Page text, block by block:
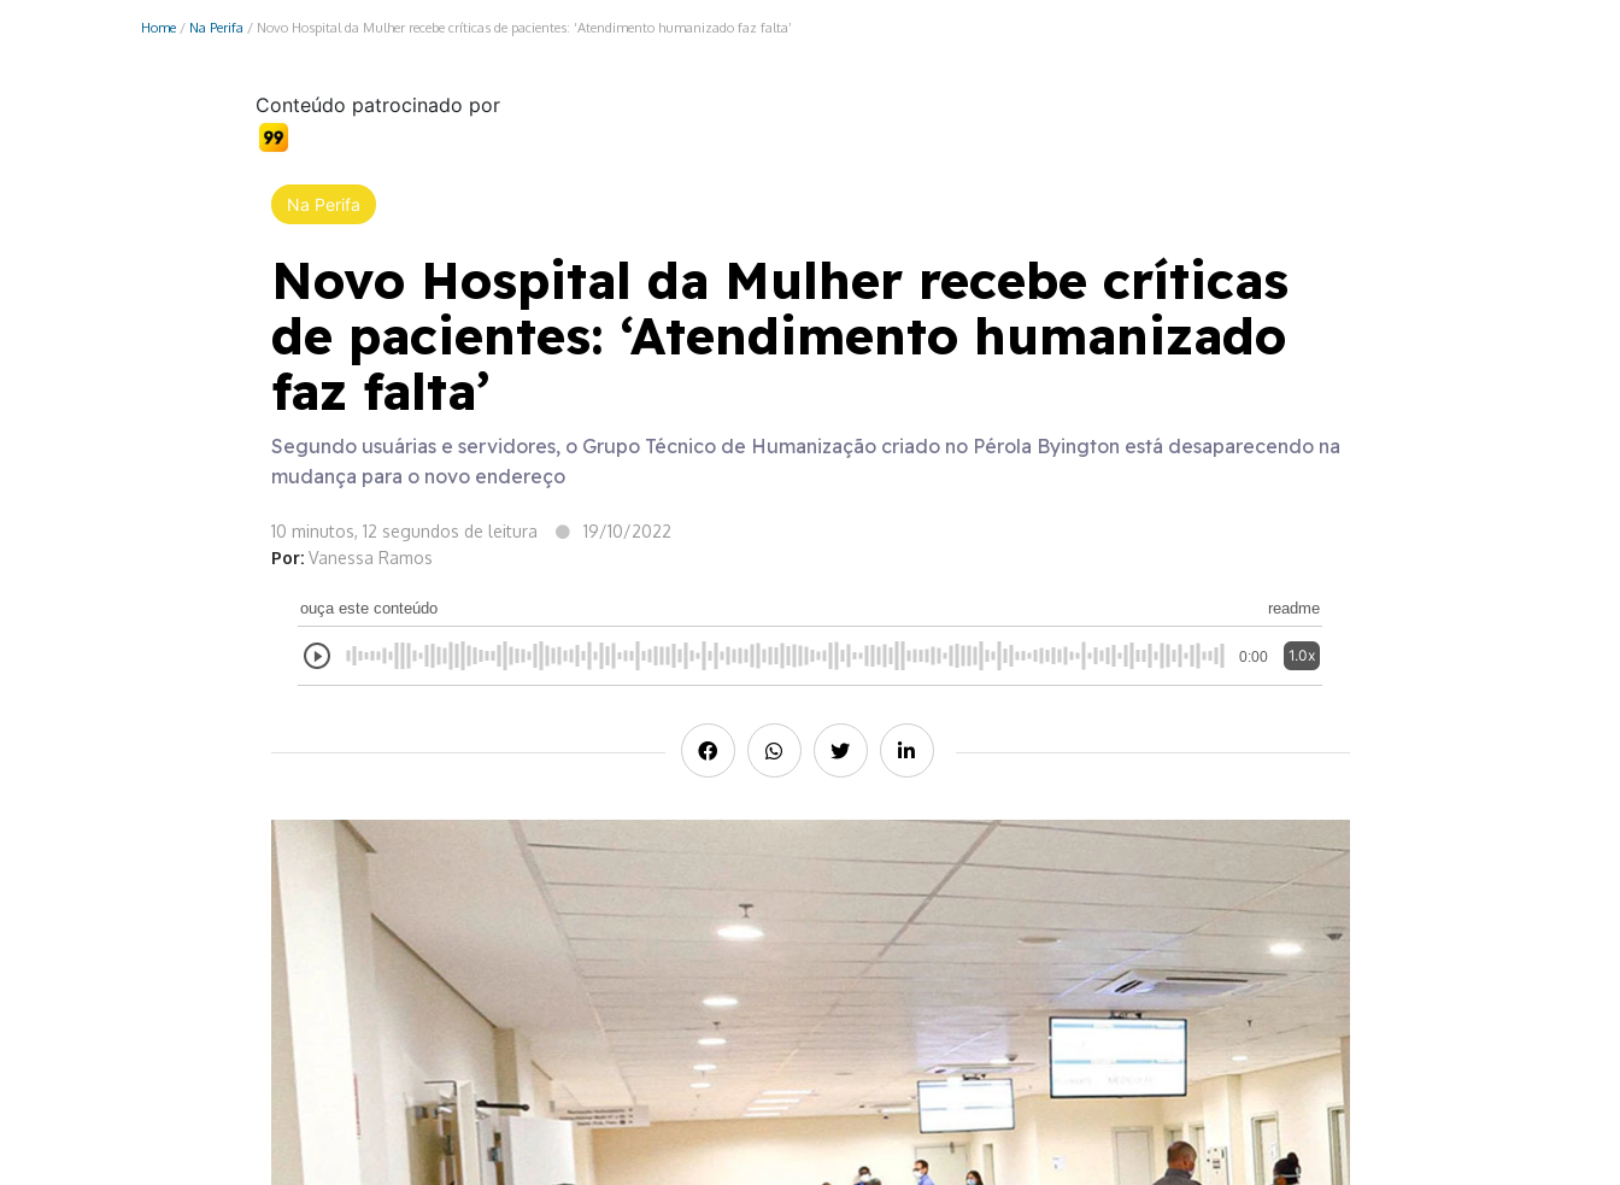
Scooter elétrica
Home / Na Perifa / Novo Hospital da Mulher recebe críticas de pacientes: ‘Atendimento humanizado faz falta’
Conteúdo patrocinado por
Na Perifa
Novo Hospital da Mulher recebe críticas
de pacientes: ‘Atendimento humanizado
faz falta’
Segundo usuárias e servidores, o Grupo Técnico de Humanização criado no Pérola Byington está desaparecendo na
mudança para o novo endereço
10 minutos, 12 segundos de leitura
19/10/2022
Por: Vanessa Ramos
ouça este conteúdo readme
0:00 1.0x